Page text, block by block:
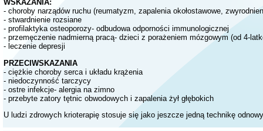
WSKAZANIA:
- choroby narządów ruchu (reumatyzm, zapalenia okołostawowe,
- stwardnienie rozsiane
- profilaktyka osteoporozy- odbudowa odporności immunologicznej
- przemęczenie nadmierną pracą- dzieci z porażeniem mózgowym (od 4-
- leczenie depresji
PRZECIWSKAZANIA
- ciężkie choroby serca i układu krążenia
- niedoczynność tarczycy
- ostre infekcje- alergia na zimno
- przebyte zatory tętnic obwodowych i zapalenia żył głębokich
U ludzi zdrowych krioterapię stosuje się jako jeszcze jedną technikę